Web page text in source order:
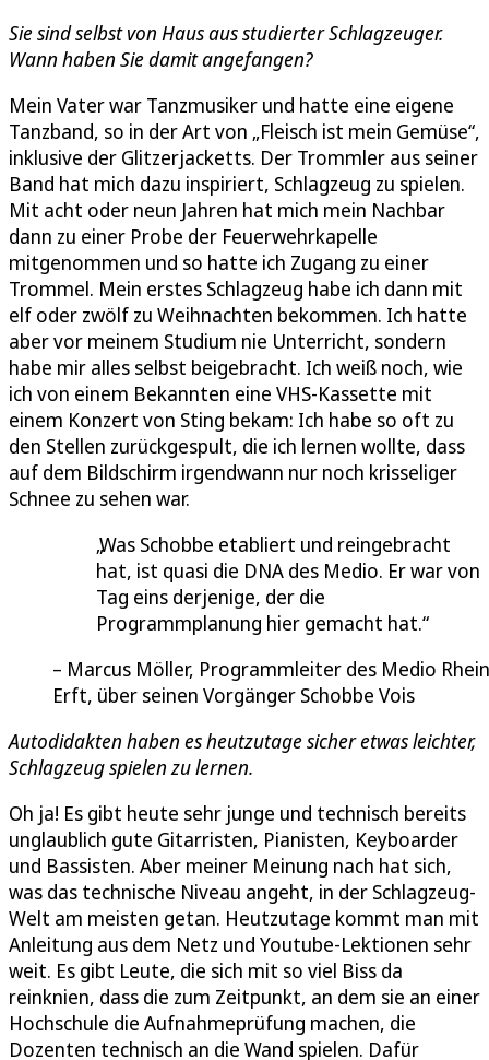
Sie sind selbst von Haus aus studierter Schlagzeuger.
Wann haben Sie damit angefangen?
Mein Vater war Tanzmusiker und hatte eine eigene
Tanzband, so in der Art von „Fleisch ist mein Gemüse“,
inklusive der Glitzerjacketts. Der Trommler aus seiner
Band hat mich dazu inspiriert, Schlagzeug zu spielen.
Mit acht oder neun Jahren hat mich mein Nachbar
dann zu einer Probe der Feuerwehrkapelle
mitgenommen und so hatte ich Zugang zu einer
Trommel. Mein erstes Schlagzeug habe ich dann mit
elf oder zwölf zu Weihnachten bekommen. Ich hatte
aber vor meinem Studium nie Unterricht, sondern
habe mir alles selbst beigebracht. Ich weiß noch, wie
ich von einem Bekannten eine VHS-Kassette mit
einem Konzert von Sting bekam: Ich habe so oft zu
den Stellen zurückgespult, die ich lernen wollte, dass
auf dem Bildschirm irgendwann nur noch krisseliger
Schnee zu sehen war.
Was Schobbe etabliert und reingebracht
hat, ist quasi die DNA des Medio. Er war von
Tag eins derjenige, der die
Programmplanung hier gemacht hat.
Marcus Möller, Programmleiter des Medio Rhein
Erft, über seinen Vorgänger Schobbe Vois
Autodidakten haben es heutzutage sicher etwas leichter,
Schlagzeug spielen zu lernen.
Oh ja! Es gibt heute sehr junge und technisch bereits
unglaublich gute Gitarristen, Pianisten, Keyboarder
und Bassisten. Aber meiner Meinung nach hat sich,
was das technische Niveau angeht, in der Schlagzeug-
Welt am meisten getan. Heutzutage kommt man mit
Anleitung aus dem Netz und Youtube-Lektionen sehr
weit. Es gibt Leute, die sich mit so viel Biss da
reinknien, dass die zum Zeitpunkt, an dem sie an einer
Hochschule die Aufnahmeprüfung machen, die
Dozenten technisch an die Wand spielen. Dafür